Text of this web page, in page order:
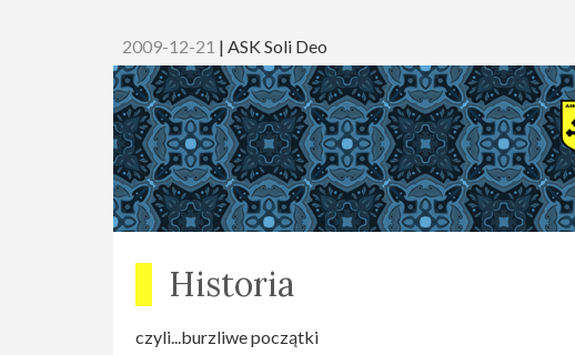
2009-12-21 | ASK Soli Deo
Historia
czyli...burzliwe początki